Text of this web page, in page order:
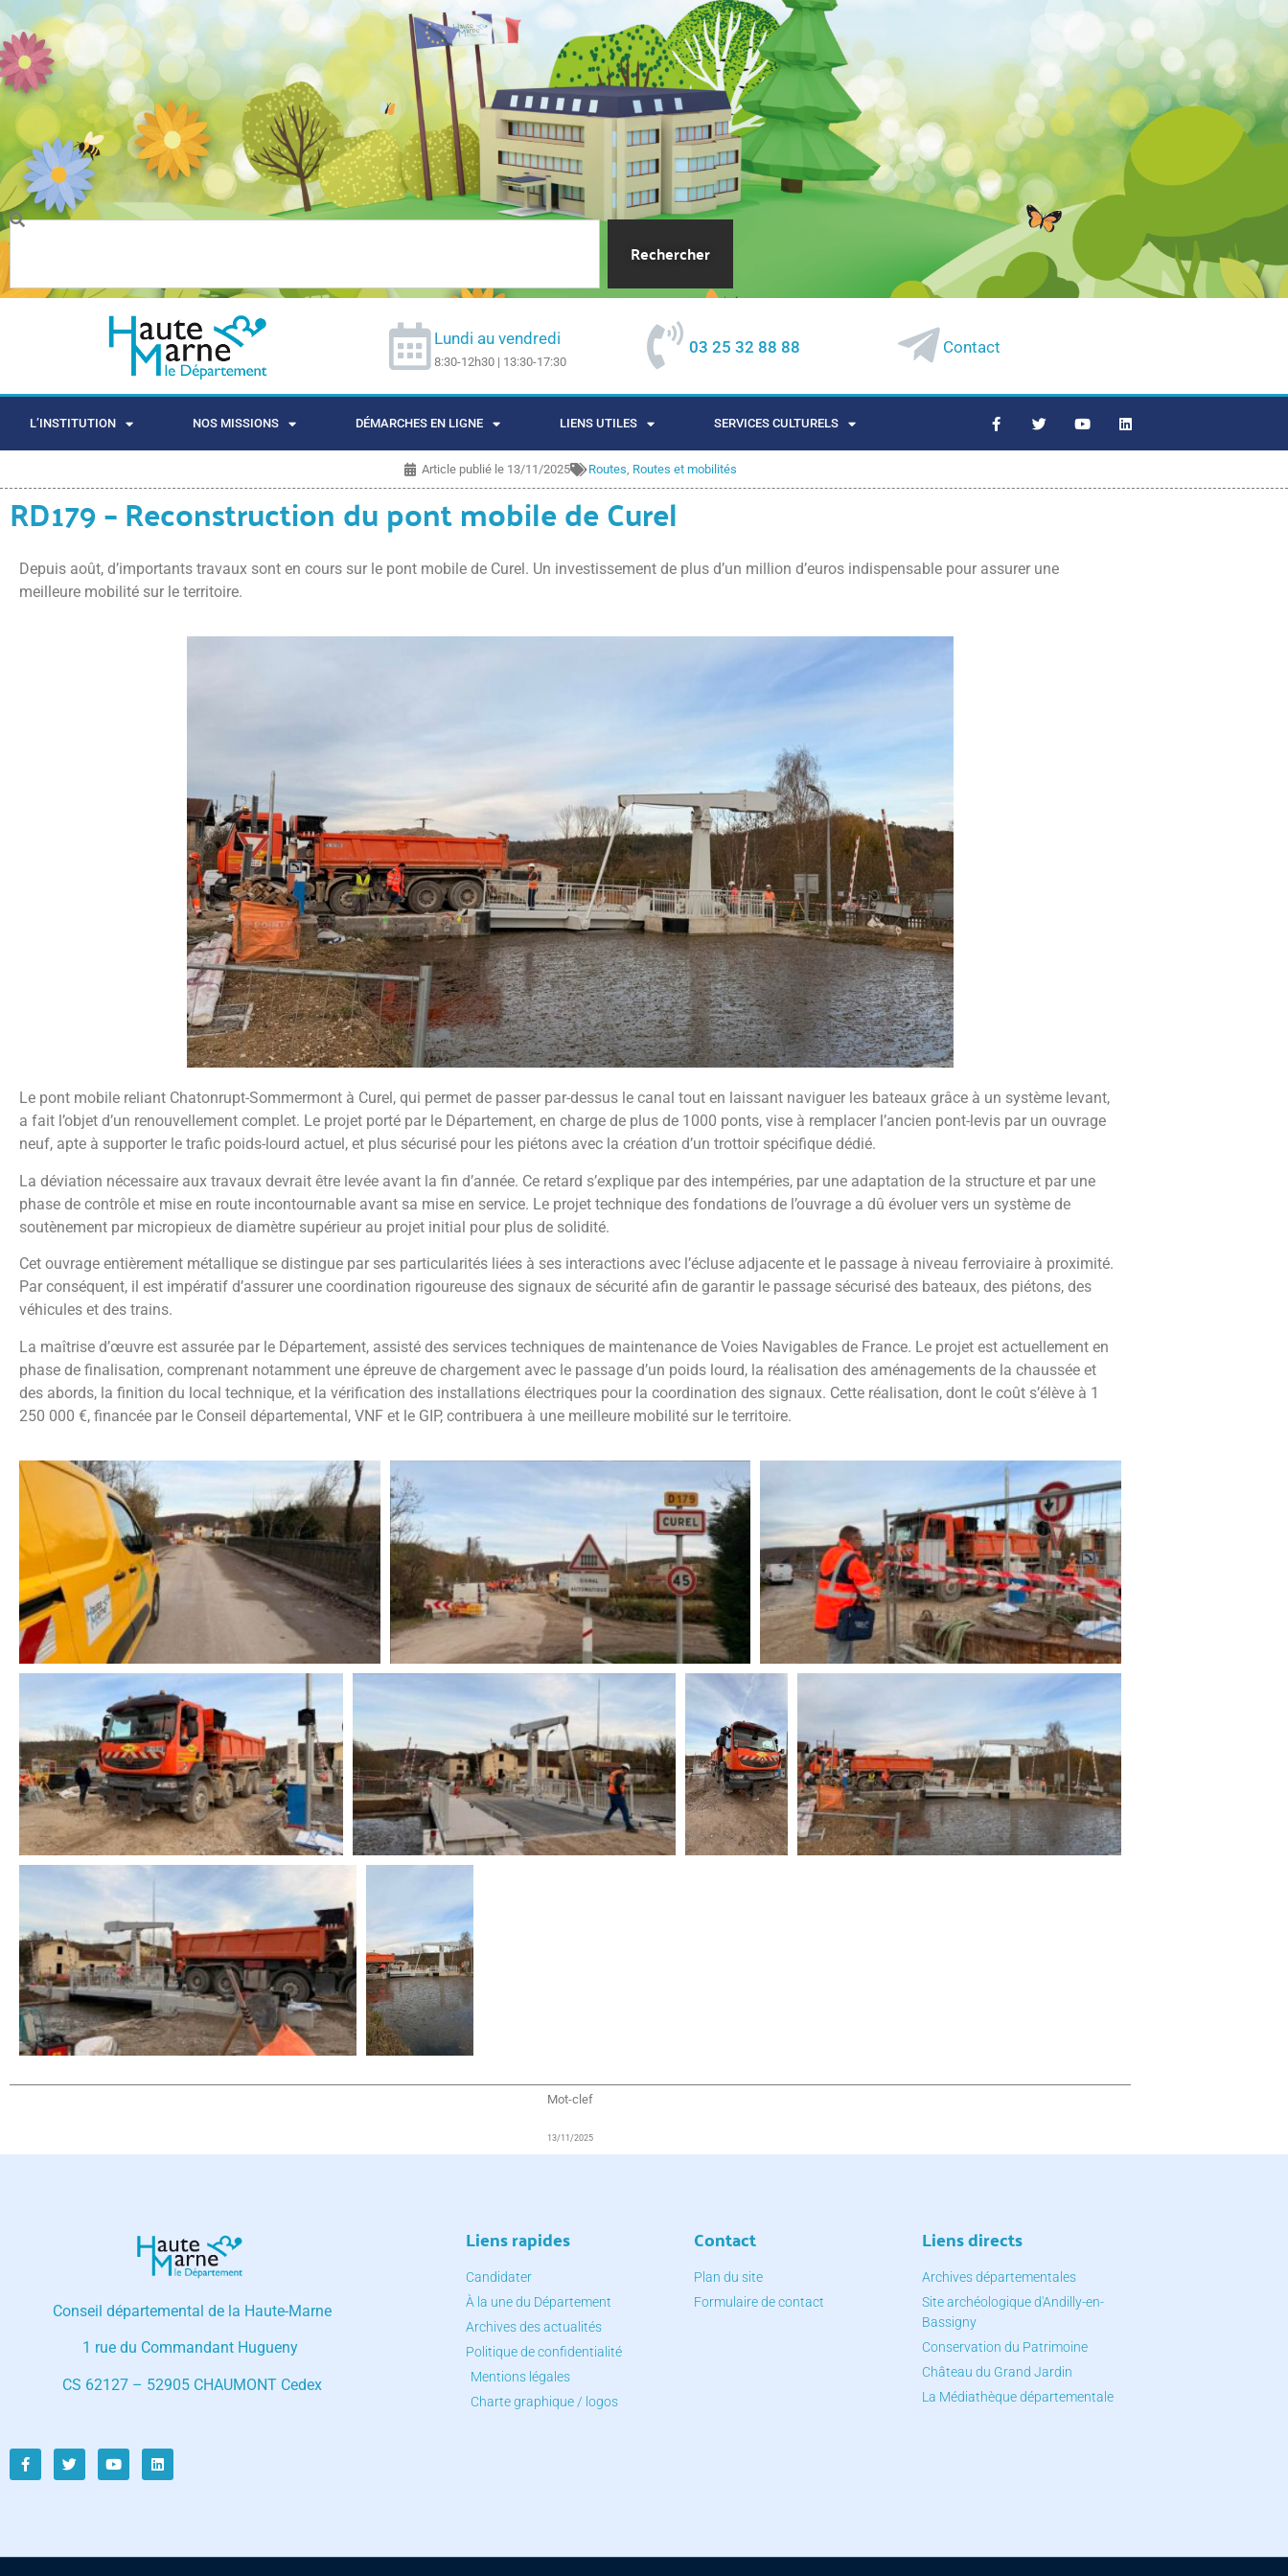
Rechercher
Lundi au vendredi
8:30-12h30 | 13:30-17:30
03 25 32 88 88 Contact
L’INSTITUTION NOS MISSIONS DÉMARCHES EN LIGNE LIENS UTILES SERVICES CULTURELS
Article publié le 13/11/2025 Routes, Routes et mobilités
RD179 – Reconstruction du pont mobile de Curel
Depuis août, d’importants travaux sont en cours sur le pont mobile de Curel. Un investissement de plus d’un million d’euros indispensable pour assurer une
meilleure mobilité sur le territoire.
Le pont mobile reliant Chatonrupt-Sommermont à Curel, qui permet de passer par-dessus le canal tout en laissant naviguer les bateaux grâce à un système levant,
a fait l’objet d’un renouvellement complet. Le projet porté par le Département, en charge de plus de 1000 ponts, vise à remplacer l’ancien pont-levis par un ouvrage
neuf, apte à supporter le trafic poids-lourd actuel, et plus sécurisé pour les piétons avec la création d’un trottoir spécifique dédié.
La déviation nécessaire aux travaux devrait être levée avant la fin d’année. Ce retard s’explique par des intempéries, par une adaptation de la structure et par une
phase de contrôle et mise en route incontournable avant sa mise en service. Le projet technique des fondations de l’ouvrage a dû évoluer vers un système de
soutènement par micropieux de diamètre supérieur au projet initial pour plus de solidité.
Cet ouvrage entièrement métallique se distingue par ses particularités liées à ses interactions avec l’écluse adjacente et le passage à niveau ferroviaire à proximité.
Par conséquent, il est impératif d’assurer une coordination rigoureuse des signaux de sécurité afin de garantir le passage sécurisé des bateaux, des piétons, des
véhicules et des trains.
La maîtrise d’œuvre est assurée par le Département, assisté des services techniques de maintenance de Voies Navigables de France. Le projet est actuellement en
phase de finalisation, comprenant notamment une épreuve de chargement avec le passage d’un poids lourd, la réalisation des aménagements de la chaussée et
des abords, la finition du local technique, et la vérification des installations électriques pour la coordination des signaux. Cette réalisation, dont le coût s’élève à 1
250 000 €, financée par le Conseil départemental, VNF et le GIP, contribuera à une meilleure mobilité sur le territoire.
Mot-clef
13/11/2025
Conseil départemental de la Haute-Marne
1 rue du Commandant Hugueny
CS 62127 – 52905 CHAUMONT Cedex
Liens rapides
Candidater
À la une du Département
Archives des actualités
Politique de confidentialité
Mentions légales
Charte graphique / logos
Contact
Plan du site
Formulaire de contact
Liens directs
Archives départementales
Site archéologique d'Andilly-en-
Bassigny
Conservation du Patrimoine
Château du Grand Jardin
La Médiathèque départementale